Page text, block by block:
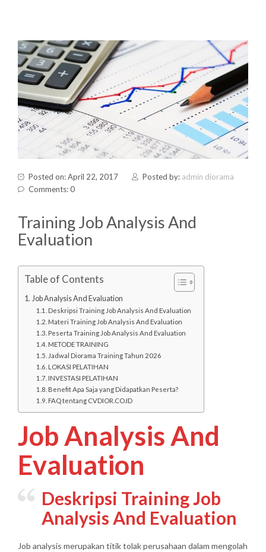
Posted on: April 22, 2017 Posted by: admin diorama
Comments: 0
Training Job Analysis And
Evaluation
Table of Contents
Job Analysis And Evaluation
Deskripsi Training Job Analysis And Evaluation
Materi Training Job Analysis And Evaluation
Peserta Training Job Analysis And Evaluation
METODE TRAINING
Jadwal Diorama Training Tahun 2026
LOKASI PELATIHAN
INVESTASI PELATIHAN
Benefit Apa Saja yang Didapatkan Peserta?
FAQ tentang CVDIOR.CO.ID
Job Analysis And
Evaluation
Deskripsi Training Job
Analysis And Evaluation
Job analysis merupakan titik tolak perusahaan dalam mengolah